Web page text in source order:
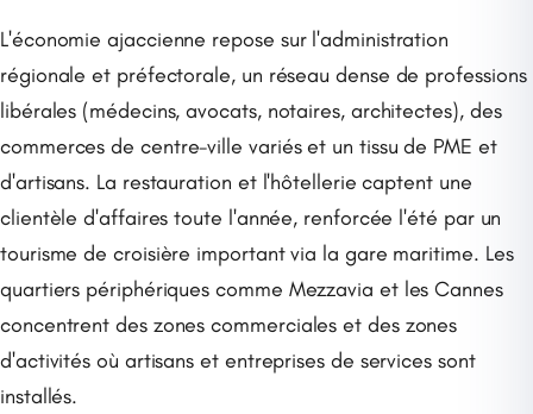
L'économie ajaccienne repose sur l'administration
régionale et préfectorale, un réseau dense de professions
libérales (médecins, avocats, notaires, architectes), des
commerces de centre-ville variés et un tissu de PME et
d'artisans. La restauration et l'hôtellerie captent une
clientèle d'affaires toute l'année, renforcée l'été par un
tourisme de croisière important via la gare maritime. Les
quartiers périphériques comme Mezzavia et les Cannes
concentrent des zones commerciales et des zones
d'activités où artisans et entreprises de services sont
installés.